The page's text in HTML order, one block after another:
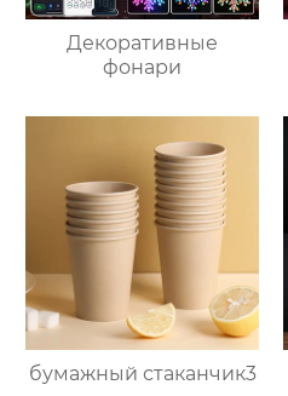
Декоративные
фонари
бумажный стаканчик3